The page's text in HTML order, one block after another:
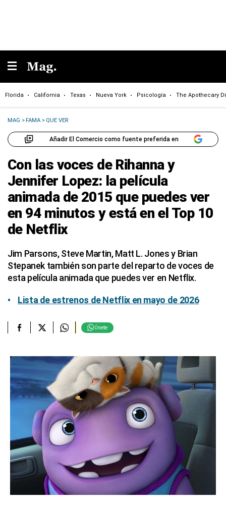
Florida California Texas Nueva York Psicología The Apothecary
MAG >FAMA > QUE VER
Añadir El Comercio como fuente preferida en
Con las voces de Rihanna y
Jennifer Lopez: la película
animada de 2015 que puedes ver
en 94 minutos y está en el Top 10
de Netflix
Jim Parsons, Steve Martin, Matt L. Jones y Brian
Stepanek también son parte del reparto de voces de
esta película animada que puedes ver en Netflix.
Lista de estrenos de Netflix en mayo de 2026
Únete